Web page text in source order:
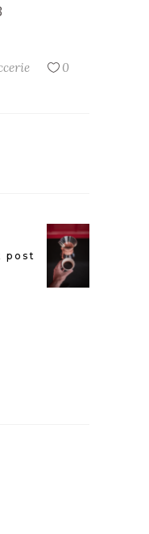
0
post